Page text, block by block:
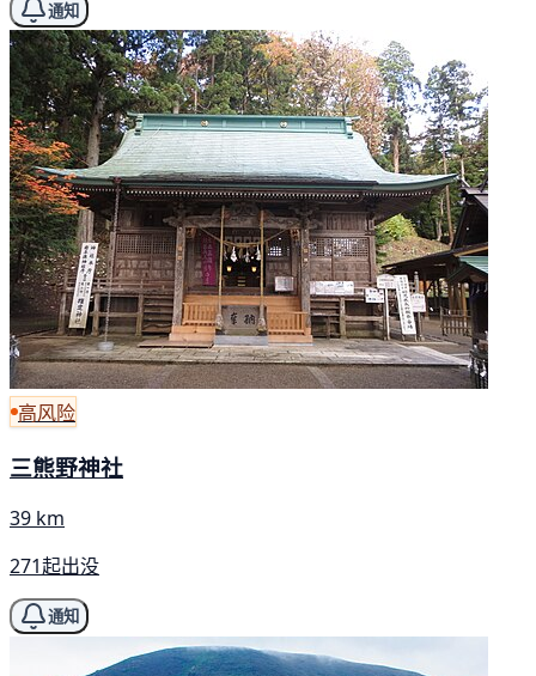
通知
高风险
三熊野神社
39 km
271起出没
通知